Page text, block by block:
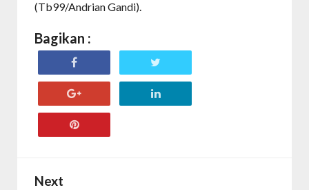
(Tb99/Andrian Gandi).
Bagikan :
Next